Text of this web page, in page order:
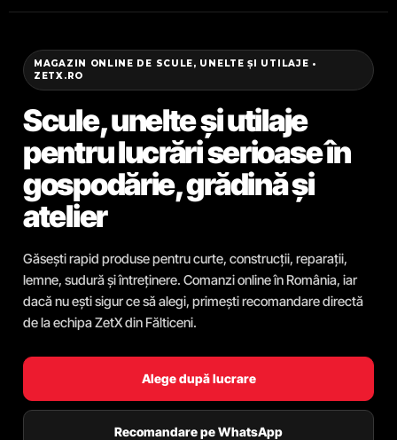
MAGAZIN ONLINE DE SCULE, UNELTE ȘI UTILAJE •
ZETX.RO
Scule, unelte și utilaje
pentru lucrări serioase în
gospodărie, grădină și
atelier
Găsești rapid produse pentru curte, construcții, reparații,
lemne, sudură și întreținere. Comanzi online în România, iar
dacă nu ești sigur ce să alegi, primești recomandare directă
de la echipa ZetX din Fălticeni.
Alege după lucrare
Recomandare pe WhatsApp